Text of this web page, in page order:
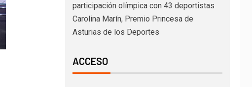
participación olímpica con 43 deportistas
Carolina Marín, Premio Princesa de
Asturias de los Deportes
ACCESO